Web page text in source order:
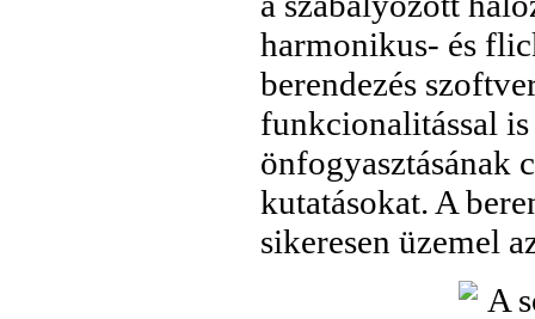
harmonikus- és
berendezés
funkcionalitással
önfogyasztásának
kutatásokat. A
sikeresen üzemel